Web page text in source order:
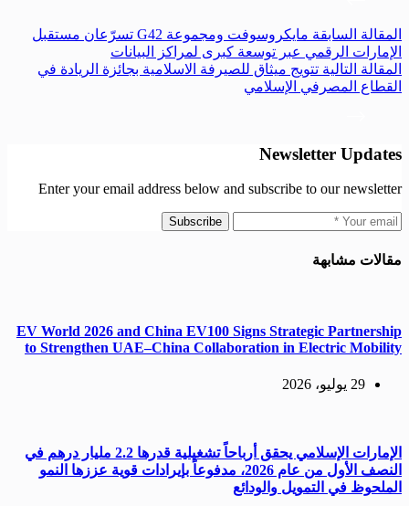
المقالة السابقة
مايكروسوفت ومجموعة G42 تسرّعان مستقبل
الإمارات الرقمي عبر توسعة كبرى لمراكز البيانات
المقالة التالية تتويج ميثاق للصيرفة الاسلامية بجائزة الريادة في
القطاع المصرفي الإسلامي
Newsletter Updates
Enter your email address below and subscribe to our newsletter
Subscribe
مقالات مشابهة
EV World 2026 and China EV100 Signs Strategic Partnership
to Strengthen UAE–China Collaboration in Electric Mobility
29 يوليو، 2026
الإمارات الإسلامي يحقق أرباحاً تشغيلية قدرها 2.2 مليار درهم في
النصف الأول من عام 2026، مدفوعاً بإيرادات قوية عززها النمو
الملحوظ في التمويل والودائع